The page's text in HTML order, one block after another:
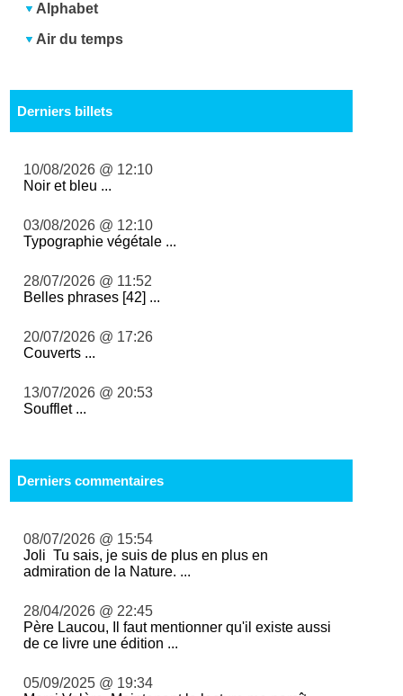
Alphabet
Air du temps
Derniers billets
10/08/2026 @ 12:10
Noir et bleu ...
03/08/2026 @ 12:10
Typographie végétale ...
28/07/2026 @ 11:52
Belles phrases [42] ...
20/07/2026 @ 17:26
Couverts ...
13/07/2026 @ 20:53
Soufflet ...
Derniers commentaires
08/07/2026 @ 15:54
Joli Tu sais, je suis de plus en plus en
admiration de la Nature. ...
28/04/2026 @ 22:45
Père Laucou, Il faut mentionner qu'il existe aussi
de ce livre une édition ...
05/09/2025 @ 19:34